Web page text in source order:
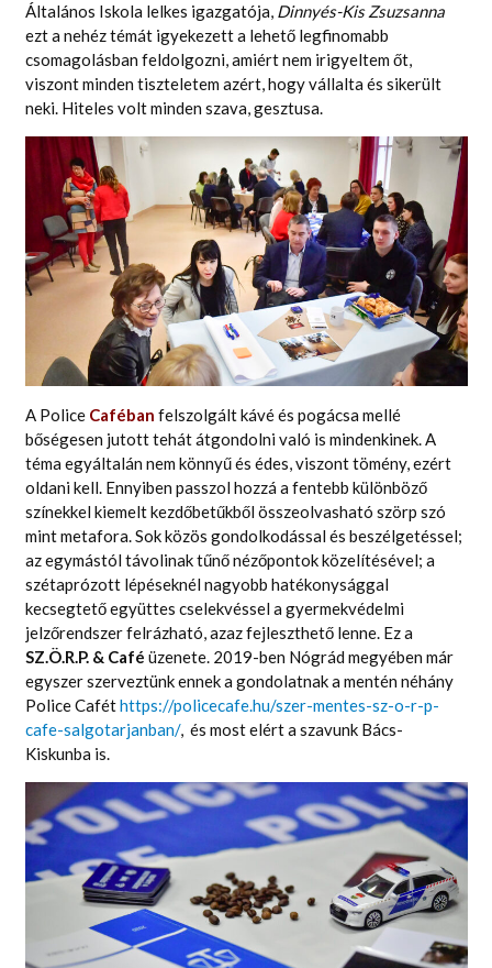
Általános Iskola lelkes igazgatója, Dinnyés-Kis Zsuzsanna
ezt a nehéz témát igyekezett a lehető legfinomabb
csomagolásban feldolgozni, amiért nem irigyeltem őt,
viszont minden tiszteletem azért, hogy vállalta és sikerült
neki. Hiteles volt minden szava, gesztusa.
A Police Caféban felszolgált kávé és pogácsa mellé
bőségesen jutott tehát átgondolni való is mindenkinek. A
téma egyáltalán nem könnyű és édes, viszont tömény, ezért
oldani kell. Ennyiben passzol hozzá a fentebb különböző
színekkel kiemelt kezdőbetűkből összeolvasható szörp szó
mint metafora. Sok közös gondolkodással és beszélgetéssel;
az egymástól távolinak tűnő nézőpontok közelítésével; a
szétaprózott lépéseknél nagyobb hatékonysággal
kecsegtető együttes cselekvéssel a gyermekvédelmi
jelzőrendszer felrázható, azaz fejleszthető lenne. Ez a
SZ.Ö.R.P. & Café üzenete. 2019-ben Nógrád megyében már
egyszer szerveztünk ennek a gondolatnak a mentén néhány
Police Caféthttps://policecafe.hu/szer-mentes-sz-o-r-p-
cafe-salgotarjanban/, és most elért a szavunk Bács-
Kiskunba is.